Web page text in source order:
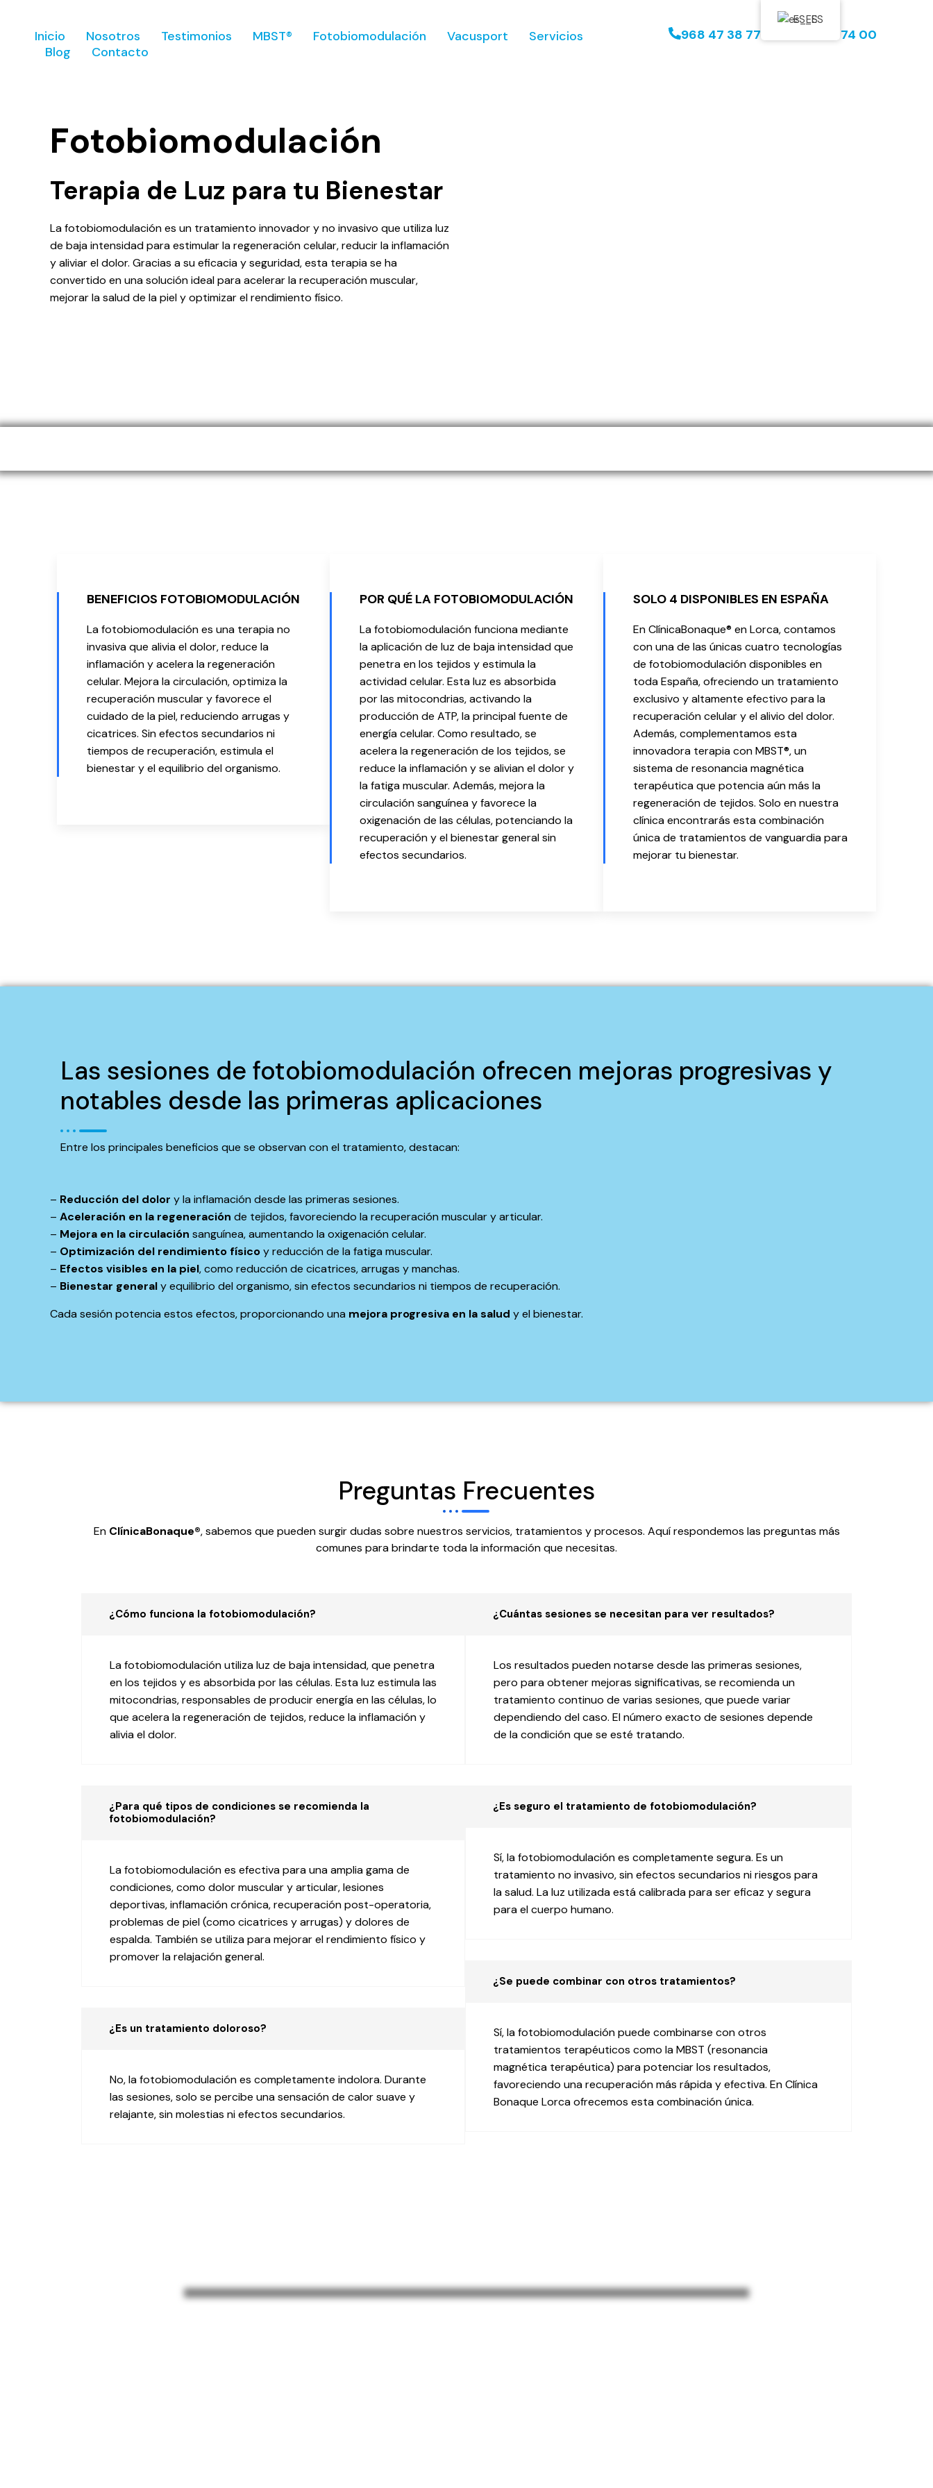
Inicio Nosotros Testimonios MBST® Fotobiomodulación Vacusport
Servicios
Blog
Contacto
968 47 38 77 647 07 74 00
Fotobiomodulación
Terapia de Luz para tu Bienestar
La fotobiomodulación es un tratamiento innovador y no invasivo que utiliza luz
de baja intensidad para estimular la regeneración celular, reducir la inflamación
y aliviar el dolor. Gracias a su eficacia y seguridad, esta terapia se ha
convertido en una solución ideal para acelerar la recuperación muscular,
mejorar la salud de la piel y optimizar el rendimiento físico.
BENEFICIOS FOTOBIOMODULACIÓN
La fotobiomodulación es una terapia no
invasiva que alivia el dolor, reduce la
inflamación y acelera la regeneración
celular. Mejora la circulación, optimiza la
recuperación muscular y favorece el
cuidado de la piel, reduciendo arrugas y
cicatrices. Sin efectos secundarios ni
tiempos de recuperación, estimula el
bienestar y el equilibrio del organismo.
POR QUÉ LA FOTOBIOMODULACIÓN
La fotobiomodulación funciona mediante
la aplicación de luz de baja intensidad que
penetra en los tejidos y estimula la
actividad celular. Esta luz es absorbida
por las mitocondrias, activando la
producción de ATP, la principal fuente de
energía celular. Como resultado, se
acelera la regeneración de los tejidos, se
reduce la inflamación y se alivian el dolor y
la fatiga muscular. Además, mejora la
circulación sanguínea y favorece la
oxigenación de las células, potenciando la
recuperación y el bienestar general sin
efectos secundarios.
SOLO 4 DISPONIBLES EN ESPAÑA
En ClínicaBonaque® en Lorca, contamos
con una de las únicas cuatro tecnologías
de fotobiomodulación disponibles en
toda España, ofreciendo un tratamiento
exclusivo y altamente efectivo para la
recuperación celular y el alivio del dolor.
Además, complementamos esta
innovadora terapia con MBST®, un
sistema de resonancia magnética
terapéutica que potencia aún más la
regeneración de tejidos. Solo en nuestra
clínica encontrarás esta combinación
única de tratamientos de vanguardia para
mejorar tu bienestar.
Las sesiones de fotobiomodulación ofrecen mejoras progresivas y
notables desde las primeras aplicaciones
Entre los principales beneficios que se observan con el tratamiento, destacan:
– Reducción del dolor y la inflamación desde las primeras sesiones.
– Aceleración en la regeneración de tejidos, favoreciendo la recuperación muscular y articular.
– Mejora en la circulación sanguínea, aumentando la oxigenación celular.
– Optimización del rendimiento físicoy reducción de la fatiga muscular.
– Efectos visibles en la piel, como reducción de cicatrices, arrugas y manchas.
– Bienestar generaly equilibrio del organismo, sin efectos secundarios ni tiempos de recuperación.
Cada sesión potencia estos efectos, proporcionando una mejora progresiva en la salud y el bienestar.
Preguntas Frecuentes
En ClínicaBonaque®, sabemos que pueden surgir dudas sobre nuestros servicios, tratamientos y procesos. Aquí respondemos las preguntas más
comunes para brindarte toda la información que necesitas.
¿Cómo funciona la fotobiomodulación?
La fotobiomodulación utiliza luz de baja intensidad, que penetra
en los tejidos y es absorbida por las células. Esta luz estimula las
mitocondrias, responsables de producir energía en las células, lo
que acelera la regeneración de tejidos, reduce la inflamación y
alivia el dolor.
¿Para qué tipos de condiciones se recomienda la
fotobiomodulación?
La fotobiomodulación es efectiva para una amplia gama de
condiciones, como dolor muscular y articular, lesiones
deportivas, inflamación crónica, recuperación post-operatoria,
problemas de piel (como cicatrices y arrugas) y dolores de
espalda. También se utiliza para mejorar el rendimiento físico y
promover la relajación general.
¿Es un tratamiento doloroso?
No, la fotobiomodulación es completamente indolora. Durante
las sesiones, solo se percibe una sensación de calor suave y
relajante, sin molestias ni efectos secundarios.
¿Cuántas sesiones se necesitan para ver resultados?
Los resultados pueden notarse desde las primeras sesiones,
pero para obtener mejoras significativas, se recomienda un
tratamiento continuo de varias sesiones, que puede variar
dependiendo del caso. El número exacto de sesiones depende
de la condición que se esté tratando.
¿Es seguro el tratamiento de fotobiomodulación?
Sí, la fotobiomodulación es completamente segura. Es un
tratamiento no invasivo, sin efectos secundarios ni riesgos para
la salud. La luz utilizada está calibrada para ser eficaz y segura
para el cuerpo humano.
¿Se puede combinar con otros tratamientos?
Sí, la fotobiomodulación puede combinarse con otros
tratamientos terapéuticos como la MBST (resonancia
magnética terapéutica) para potenciar los resultados,
favoreciendo una recuperación más rápida y efectiva. En Clínica
Bonaque Lorca ofrecemos esta combinación única.
ES_ES